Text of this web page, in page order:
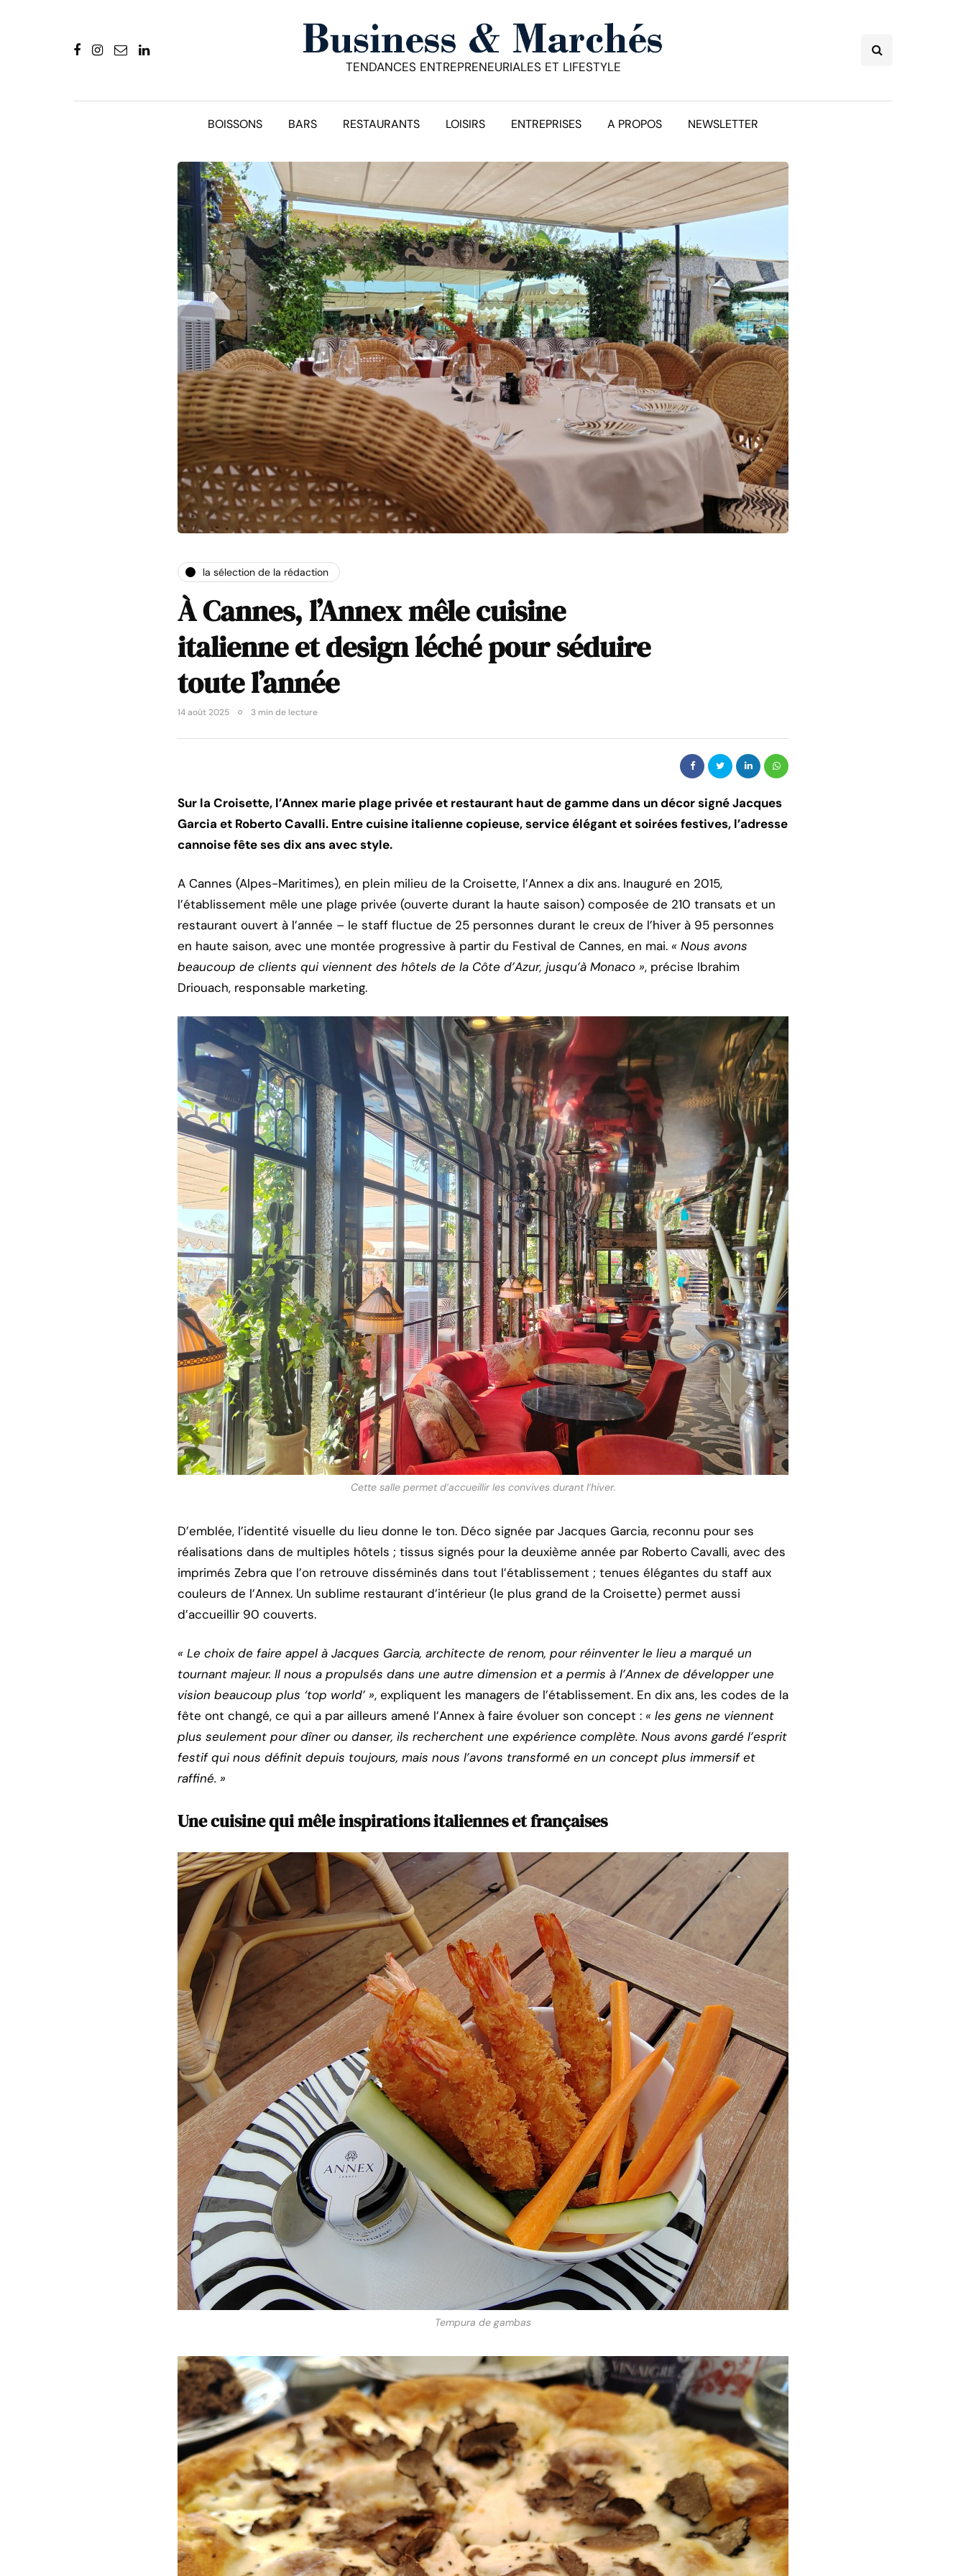
TENDANCES ENTREPRENEURIALES ET LIFESTYLE
BOISSONS BARS RESTAURANTS LOISIRS ENTREPRISES A PROPOS NEWSLETTER
la sélection de la rédaction
À Cannes, l’Annex mêle cuisine
italienne et design léché pour séduire
toute l’année
14 août 2025 3 min de lecture
Sur la Croisette, l’Annex marie plage privée et restaurant haut de gamme dans un décor signé Jacques
Garcia et Roberto Cavalli. Entre cuisine italienne copieuse, service élégant et soirées festives, l’adresse
cannoise fête ses dix ans avec style.
A Cannes (Alpes-Maritimes), en plein milieu de la Croisette, l’Annex a dix ans. Inauguré en 2015,
l’établissement mêle une plage privée (ouverte durant la haute saison) composée de 210 transats et un
restaurant ouvert à l’année – le staff fluctue de 25 personnes durant le creux de l’hiver à 95 personnes
en haute saison, avec une montée progressive à partir du Festival de Cannes, en mai. « Nous avons
beaucoup de clients qui viennent des hôtels de la Côte d’Azur, jusqu’à Monaco », précise Ibrahim
Driouach, responsable marketing.
Cette salle permet d’accueillir les convives durant l’hiver.
D’emblée, l’identité visuelle du lieu donne le ton. Déco signée par Jacques Garcia, reconnu pour ses
réalisations dans de multiples hôtels ; tissus signés pour la deuxième année par Roberto Cavalli, avec des
imprimés Zebra que l’on retrouve disséminés dans tout l’établissement ; tenues élégantes du staff aux
couleurs de l’Annex. Un sublime restaurant d’intérieur (le plus grand de la Croisette) permet aussi
d’accueillir 90 couverts.
« Le choix de faire appel à Jacques Garcia, architecte de renom, pour réinventer le lieu a marqué un
tournant majeur. Il nous a propulsés dans une autre dimension et a permis à l’Annex de développer une
vision beaucoup plus ‘top world’ », expliquent les managers de l’établissement. En dix ans, les codes de la
fête ont changé, ce qui a par ailleurs amené l’Annex à faire évoluer son concept : « les gens ne viennent
plus seulement pour dîner ou danser, ils recherchent une expérience complète. Nous avons gardé l’esprit
festif qui nous définit depuis toujours, mais nous l’avons transformé en un concept plus immersif et
raffiné. »
Une cuisine qui mêle inspirations italiennes et françaises
Tempura de gambas